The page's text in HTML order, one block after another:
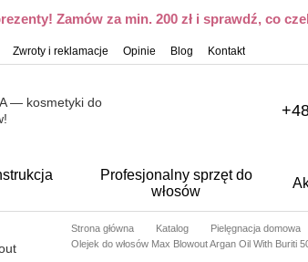
Zamów za min. 200 zł i sprawdź, co
Zwroty i reklamacje Opinie Blog Kontakt
Profesjonalny sprzęt do
włosów
Strona główna Katalog Pielęgnacja domowa
Olejek do włosów Max Blowout Argan Oil With Buriti